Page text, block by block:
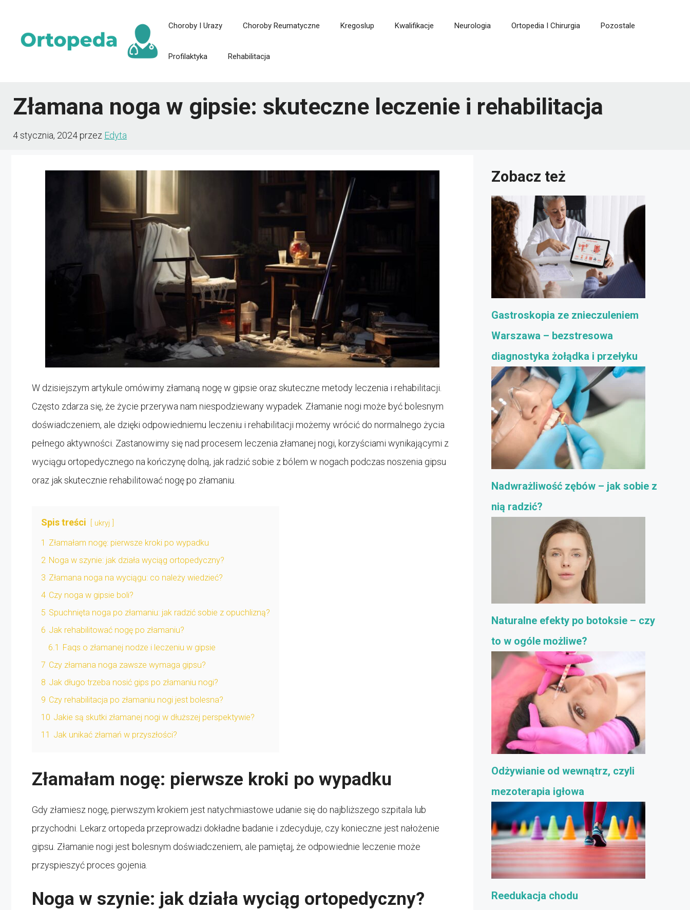
treści
Choroby I Urazy Choroby Reumatyczne Kregoslup Kwalifikacje Neurologia Ortopedia I Chirurgia Pozostale
Profilaktyka Rehabilitacja
Złamana noga w gipsie: skuteczne leczenie i rehabilitacja
4 stycznia, 2024przez Edyta
W dzisiejszym artykule omówimy złamaną nogę w gipsie oraz skuteczne metody leczenia i rehabilitacji.
Często zdarza się, że życie przerywa nam niespodziewany wypadek. Złamanie nogi może być bolesnym
doświadczeniem, ale dzięki odpowiedniemu leczeniu i rehabilitacji możemy wrócić do normalnego życia
pełnego aktywności. Zastanowimy się nad procesem leczenia złamanej nogi, korzyściami wynikającymi z
wyciągu ortopedycznego na kończynę dolną, jak radzić sobie z bólem w nogach podczas noszenia gipsu
oraz jak skutecznie rehabilitować nogę po złamaniu.
Spis treści ukryj
1 Złamałam nogę: pierwsze kroki po wypadku
2 Noga w szynie: jak działa wyciąg ortopedyczny?
3 Złamana noga na wyciągu: co należy wiedzieć?
4 Czy noga w gipsie boli?
5 Spuchnięta noga po złamaniu: jak radzić sobie z opuchlizną?
6 Jak rehabilitować nogę po złamaniu?
6.1 Faqs o złamanej nodze i leczeniu w gipsie
7 Czy złamana noga zawsze wymaga gipsu?
8 Jak długo trzeba nosić gips po złamaniu nogi?
9 Czy rehabilitacja po złamaniu nogi jest bolesna?
10 Jakie są skutki złamanej nogi w dłuższej perspektywie?
11 Jak unikać złamań w przyszłości?
Złamałam nogę: pierwsze kroki po wypadku
Gdy złamiesz nogę, pierwszym krokiem jest natychmiastowe udanie się do najbliższego szpitala lub
przychodni. Lekarz ortopeda przeprowadzi dokładne badanie i zdecyduje, czy konieczne jest nałożenie
gipsu. Złamanie nogi jest bolesnym doświadczeniem, ale pamiętaj, że odpowiednie leczenie może
przyspieszyć proces gojenia.
Noga w szynie: jak działa wyciąg ortopedyczny?
Zobacz też
Gastroskopia ze znieczuleniem
Warszawa – bezstresowa
diagnostyka żołądka i przełyku
Nadwrażliwość zębów – jak sobie z
nią radzić?
Naturalne efekty po botoksie – czy
to w ogóle możliwe?
Odżywianie od wewnątrz, czyli
mezoterapia igłowa
Reedukacja chodu